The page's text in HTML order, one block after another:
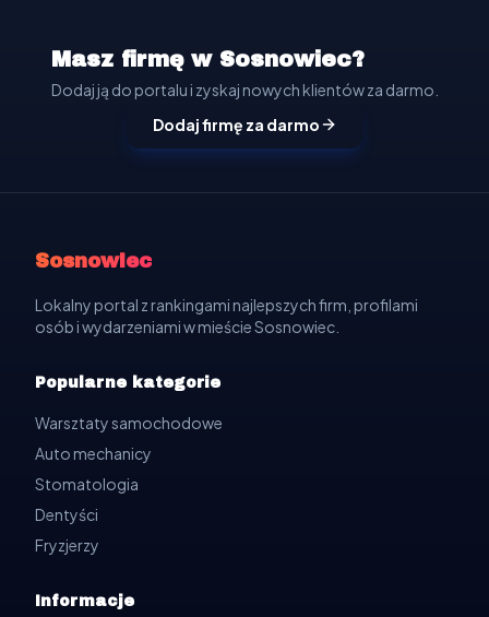
Masz firmę w Sosnowiec?
Dodaj ją do portalu i zyskaj nowych klientów za darmo.
Dodaj firmę za darmo
Sosnowiec
Lokalny portal z rankingami najlepszych firm, profilami
osób i wydarzeniami w mieście Sosnowiec.
Popularne kategorie
Warsztaty samochodowe
Auto mechanicy
Stomatologia
Dentyści
Fryzjerzy
Informacje